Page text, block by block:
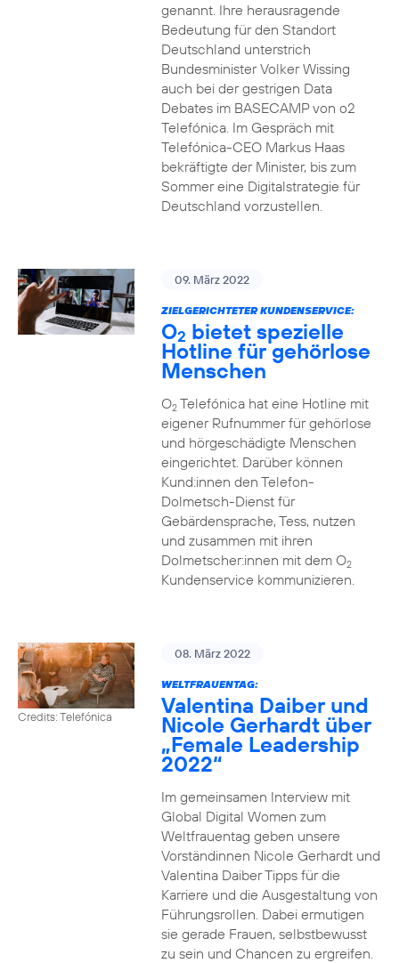
genannt. Ihre herausragende
Bedeutung für den Standort
Deutschland unterstrich
Bundesminister Volker Wissing
auch bei der gestrigen Data
Debates im BASECAMP von o2
Telefónica. Im Gespräch mit
Telefónica-CEO Markus Haas
bekräftigte der Minister, bis zum
Sommer eine Digitalstrategie für
Deutschland vorzustellen.
09. März 2022
ZIELGERICHTETER KUNDENSERVICE:
O2 bietet spezielle
Hotline für gehörlose
Menschen
O2Telefónica hat eine Hotline mit
eigener Rufnummer für gehörlose
und hörgeschädigte Menschen
eingerichtet. Darüber können
Kund:innen den Telefon-
Dolmetsch-Dienst für
Gebärdensprache, Tess, nutzen
und zusammen mit ihren
Dolmetscher:innen mit dem O2
Kundenservice kommunizieren.
Credits: Telefónica
08. März 2022
WELTFRAUENTAG:
Valentina Daiber und
Nicole Gerhardt über
„Female Leadership
2022“
Im gemeinsamen Interview mit
Global Digital Women zum
Weltfrauentag geben unsere
Vorständinnen Nicole Gerhardt und
Valentina Daiber Tipps für die
Karriere und die Ausgestaltung von
Führungsrollen. Dabei ermutigen
sie gerade Frauen, selbstbewusst
zu sein und Chancen zu ergreifen.